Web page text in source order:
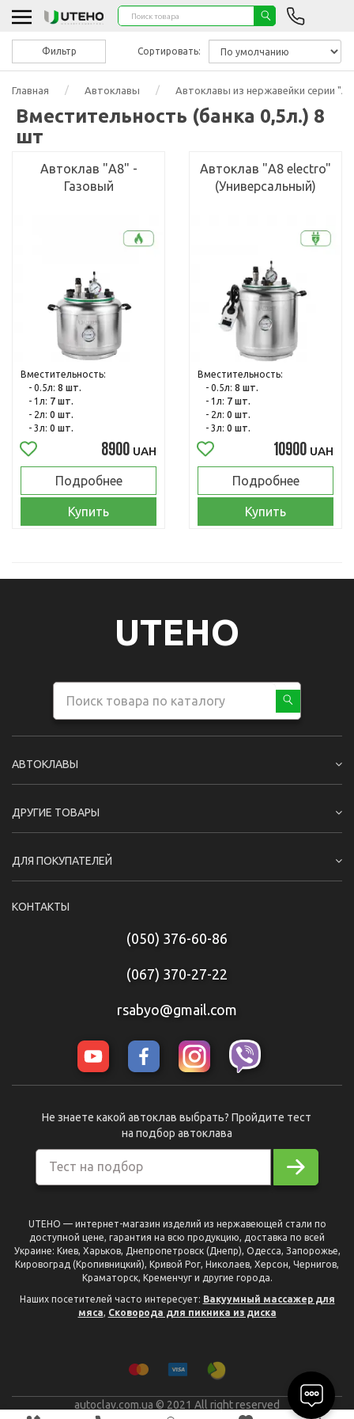
Главная Автоклавы Автоклавы из нержавейки серии "А"
Вместительность (банка 0,5л.) 8
шт
Фильтр Сортировать:
Автоклав "А8" -
Газовый
Вместительность:
- 0.5л: 8 шт.
- 1л: 7 шт.
- 2л: 0 шт.
- 3л: 0 шт.
8900 UAH
Подробнее
Купить
Автоклав "А8 electro"
(Универсальный)
Вместительность:
- 0.5л: 8 шт.
- 1л: 7 шт.
- 2л: 0 шт.
- 3л: 0 шт.
10900 UAH
Подробнее
Купить
UTEHO
АВТОКЛАВЫ
ДРУГИЕ ТОВАРЫ
ДЛЯ ПОКУПАТЕЛЕЙ
КОНТАКТЫ
(050) 376-60-86
(067) 370-27-22
rsabyo@gmail.com
Тест на подбор
Не знаете какой автоклав выбрать? Пройдите тест
на подбор автоклава
UTEHO — интернет-магазин изделий из нержавеющей стали по
доступной цене, гарантия на всю продукцию, доставка по всей
Украине: Киев, Харьков, Днепропетровск (Днепр), Одесса, Запорожье,
Кировоград (Кропивницкий), Кривой Рог, Николаев, Херсон, Чернигов,
Краматорск, Кременчуг и другие города.
Наших посетителей часто интересует: Вакуумный массажер для
мяса, Сковорода для пикника из диска
autoclav.com.ua © 2021 All right reserved